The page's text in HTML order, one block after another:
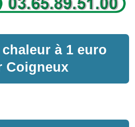
chaleur à 1 euro
Coigneux